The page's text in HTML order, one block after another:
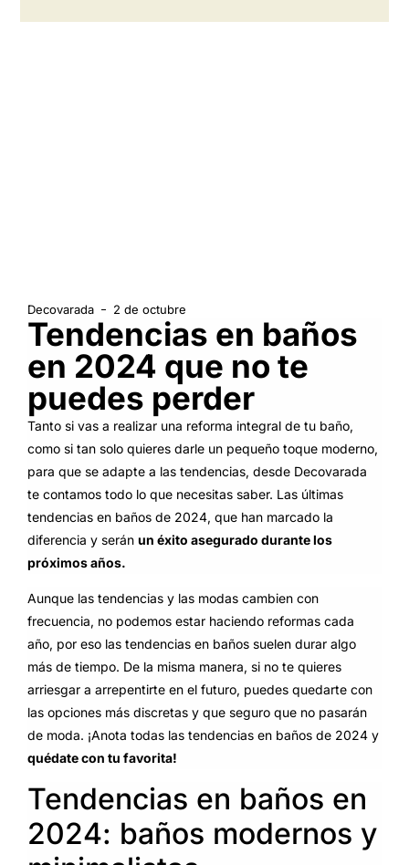
Decovarada 2 de octubre
Tendencias en baños
en 2024 que no te
puedes perder
Tanto si vas a realizar una reforma integral de tu baño,
como si tan solo quieres darle un pequeño toque moderno,
para que se adapte a las tendencias, desde Decovarada
te contamos todo lo que necesitas saber. Las últimas
tendencias en baños de 2024, que han marcado la
diferencia y seránun éxito asegurado durante los
próximos años.
Aunque las tendencias y las modas cambien con
frecuencia, no podemos estar haciendo reformas cada
año, por eso las tendencias en baños suelen durar algo
más de tiempo. De la misma manera, si no te quieres
arriesgar a arrepentirte en el futuro, puedes quedarte con
las opciones más discretas y que seguro que no pasarán
de moda. ¡Anota todas las tendencias en baños de 2024 y
quédate con tu favorita!
Tendencias en baños en
2024: baños modernos y